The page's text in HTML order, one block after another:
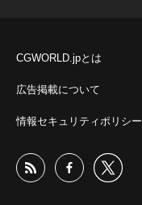
CGWORLD.jpとは
広告掲載について
情報セキュリティポリシー